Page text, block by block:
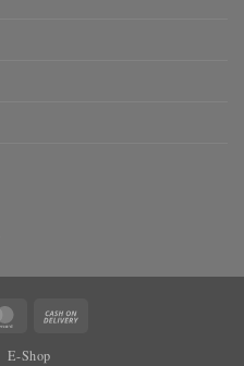
MasterCard
E-Shop